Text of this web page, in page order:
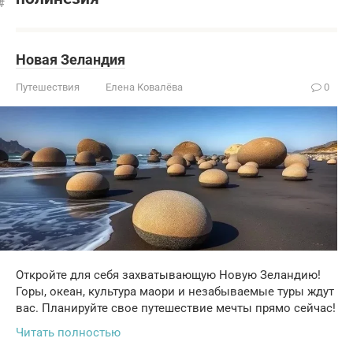
Новая Зеландия
Путешествия Елена Ковалёва 0
Откройте для себя захватывающую Новую Зеландию!
Горы, океан, культура маори и незабываемые туры ждут
вас. Планируйте свое путешествие мечты прямо сейчас!
Читать полностью